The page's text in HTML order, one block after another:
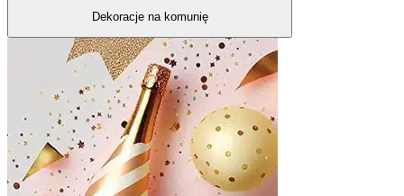
Dekoracje na komunię